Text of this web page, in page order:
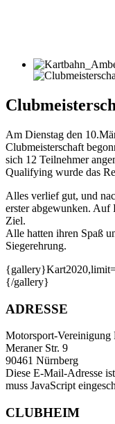
Am Dienstag den
Clubmeisterschaft
sich 12 Teilnehmer
Qualifying wurde das
Alles verlief gut, und
erster abgewunken. Auf
Ziel.
Alle hatten ihren Spaß
Siegerehrung.
{/gallery}
ADRESSE
Motorsport-
Meraner Str. 9
90461 Nürnberg
Diese E-Mail-Adresse
muss JavaScript
CLUBHEIM